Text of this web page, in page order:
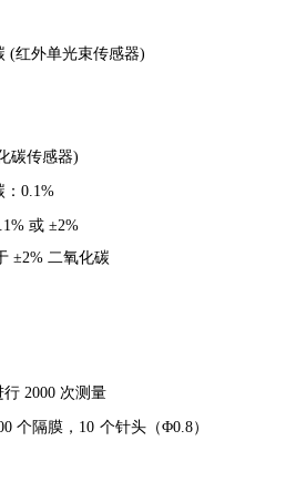
(红外单光束传感器)
碳传感器)
：0.1%
或 ±2%
于 ±2% 二氧化碳
行 2000 次测量
个隔膜，10 个针头（Φ0.8）